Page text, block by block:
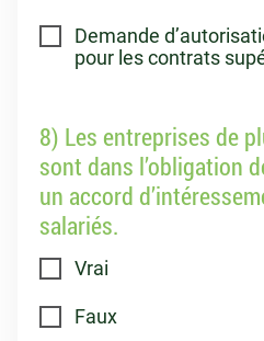
Demande
pour les contrats
8) Les entreprises de
sont dans l’obligation
un accord
salariés.
Vrai
Faux